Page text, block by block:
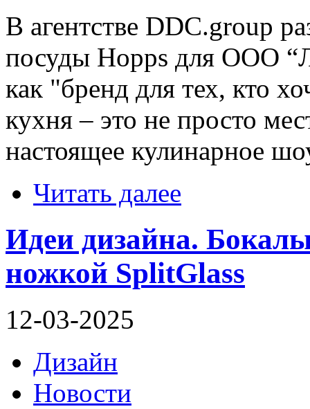
В агентстве DDC.group
посуды Hopps для ООО
как "бренд для тех, кто
кухня – это не просто
настоящее кулинарное
Читать далее
Идеи дизайна.
ножкой SplitGlass
12-03-2025
Дизайн
Новости